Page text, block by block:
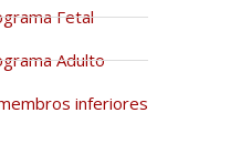
Fetal
Adulto
inferiores